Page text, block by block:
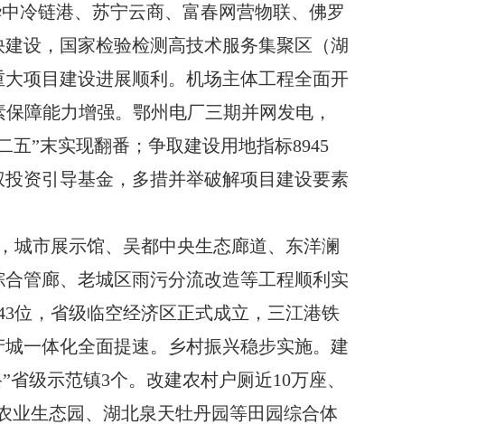
冷链港、苏宁云商、富春网营物联、佛罗
设，国家检验检测高技术服务集聚区（湖
大项目建设进展顺利。机场主体工程全面开
保障能力增强。 鄂州电厂三期并网发电，
五”末实现翻番； 争取建设用地指标8945
资引导基金，多措并举破解项目建设要素
城市展示馆、吴都中央生态廊道、东洋澜
管廊、老城区雨污分流改造等工程顺利实
位，省级临空经济区正式成立，三江港铁
一体化全面提速。乡村振兴稳步实施。建
省级示范镇3个。改建农村户厕近10万座、
业生态园、湖北泉天牡丹园等田园综合体